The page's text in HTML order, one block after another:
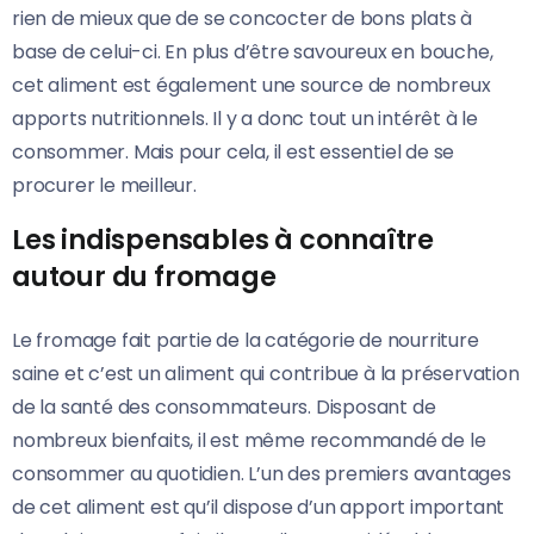
rien de mieux que de se concocter de bons plats à
base de celui-ci. En plus d’être savoureux en bouche,
cet aliment est également une source de nombreux
apports nutritionnels. Il y a donc tout un intérêt à le
consommer. Mais pour cela, il est essentiel de se
procurer le meilleur.
Les indispensables à connaître
autour du fromage
Le fromage fait partie de la catégorie de nourriture
saine et c’est un aliment qui contribue à la préservation
de la santé des consommateurs. Disposant de
nombreux bienfaits, il est même recommandé de le
consommer au quotidien. L’un des premiers avantages
de cet aliment est qu’il dispose d’un apport important